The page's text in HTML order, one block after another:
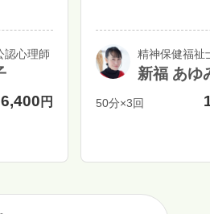
認心理師
円
精神保健福祉
新福 あゆ
50分×3回